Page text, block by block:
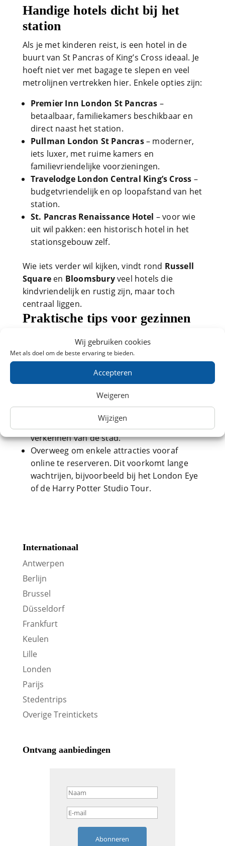
Wij gebruiken cookies
Met als doel om de beste ervaring te bieden.
Accepteren
Weigeren
Wijzigen
Handige hotels dicht bij het
station
Als je met kinderen reist, is een hotel in de
buurt van St Pancras of King’s Cross ideaal. Je
hoeft niet ver met bagage te slepen en veel
metrolijnen vertrekken hier. Enkele opties zijn:
Premier Inn London St Pancras –
betaalbaar, familiekamers beschikbaar en
direct naast het station.
Pullman London St Pancras– moderner,
iets luxer, met ruime kamers en
familievriendelijke voorzieningen.
Travelodge London Central King’s Cross –
budgetvriendelijk en op loopafstand van het
station.
St. Pancras Renaissance Hotel – voor wie
uit wil pakken: een historisch hotel in het
stationsgebouw zelf.
Wie iets verder wil kijken, vindt rond Russell
Square en Bloomsburyveel hotels die
kindvriendelijk en rustig zijn, maar toch
centraal liggen.
Praktische tips voor gezinnen
Boek de trein en accommodatie op tijd:
zeker tijdens vakanties is Londen erg
populair.
Plan een mix van activiteiten binnen en
buiten; Londen kan druk zijn, dus parken
zijn een fijne afwisseling.
Neem snacks en water mee voor onderweg
– handig in de trein én tijdens het
verkennen van de stad.
Overweeg om enkele attracties vooraf
online te reserveren. Dit voorkomt lange
wachtrijen, bijvoorbeeld bij het London Eye
of de Harry Potter Studio Tour.
Internationaal
Antwerpen
Berlijn
Brussel
Düsseldorf
Frankfurt
Keulen
Lille
Londen
Parijs
Stedentrips
Overige Treintickets
Ontvang aanbiedingen
Abonneren